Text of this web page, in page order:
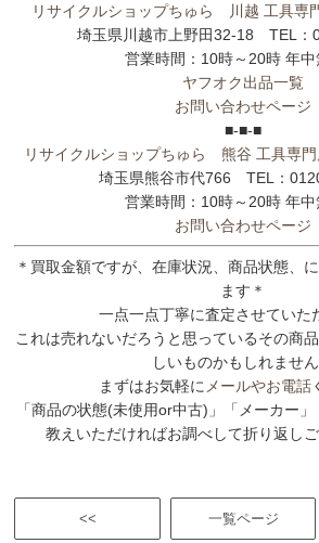
リサイクルショップちゅら 川越 工具専
埼玉県川越市上野田32-18 TEL：
営業時間：10時～20時 年中
ヤフオク出品一覧
お問い合わせページ
■-■-■
リサイクルショップちゅら 熊谷 工具専
埼玉県熊谷市代766 TEL：
営業時間：10時～20時 年中
お問い合わせページ
＊買取金額ですが、在庫状況、商品状態、
ます＊
一点一点丁寧に査定させていた
これは売れないだろうと思っているその商
しいものかもしれません
まずはお気軽に メールやお電話
「商品の状態(未使用or中古)」「メーカー
教えいただければお調べして折り返し
<< 一覧ページ